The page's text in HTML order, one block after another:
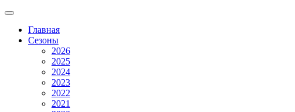
Главная
Сезоны
2026
2025
2024
2023
2022
2021